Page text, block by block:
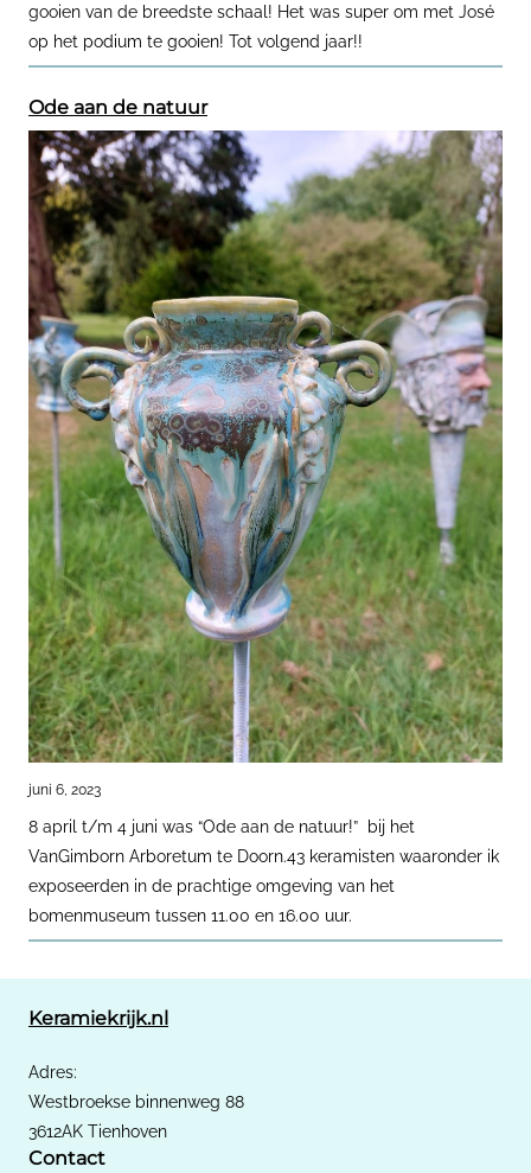
gooien van de breedste schaal! Het was super om met José
op het podium te gooien! Tot volgend jaar!!
Ode aan de natuur
juni 6, 2023
8 april t/m 4 juni was “Ode aan de natuur!” bij het
VanGimborn Arboretum te Doorn.43 keramisten waaronder ik
exposeerden in de prachtige omgeving van het
bomenmuseum tussen 11.00 en 16.00 uur.
Keramiekrijk.nl
Adres:
Westbroekse binnenweg 88
3612AK Tienhoven
Contact